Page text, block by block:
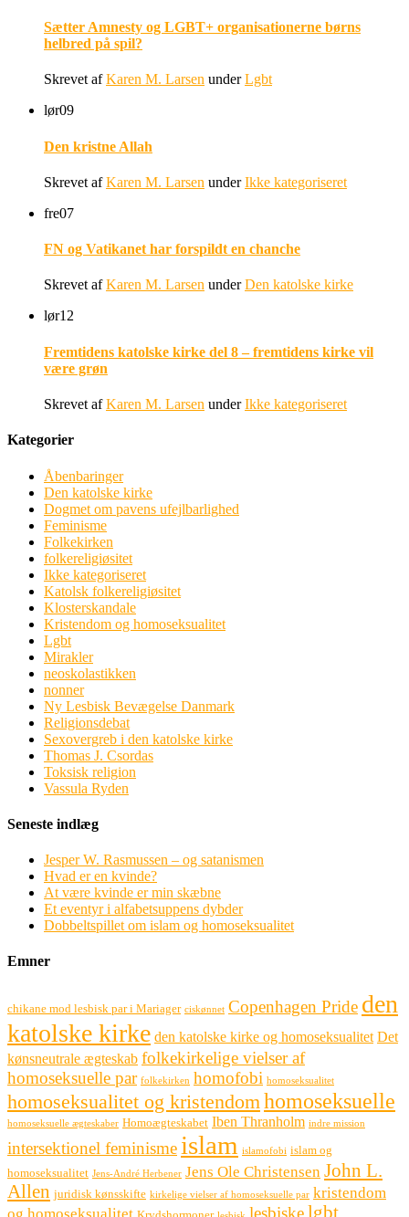
Sætter Amnesty og LGBT+ organisationerne børns
helbred på spil?
Skrevet afKaren M. Larsen underLgbt
lør09
Den kristne Allah
Skrevet afKaren M. Larsen underIkke kategoriseret
fre07
FN og Vatikanet har forspildt en chanche
Skrevet afKaren M. Larsen underDen katolske kirke
lør12
Fremtidens katolske kirke del 8 – fremtidens kirke vil
være grøn
Skrevet afKaren M. Larsen underIkke kategoriseret
Kategorier
Åbenbaringer
Den katolske kirke
Dogmet om pavens ufejlbarlighed
Feminisme
Folkekirken
folkereligiøsitet
Ikke kategoriseret
Katolsk folkereligiøsitet
Klosterskandale
Kristendom og homoseksualitet
Lgbt
Mirakler
neoskolastikken
nonner
Ny Lesbisk Bevægelse Danmark
Religionsdebat
Sexovergreb i den katolske kirke
Thomas J. Csordas
Toksisk religion
Vassula Ryden
Seneste indlæg
Jesper W. Rasmussen – og satanismen
Hvad er en kvinde?
At være kvinde er min skæbne
Et eventyr i alfabetsuppens dybder
Dobbeltspillet om islam og homoseksualitet
Emner
chikane mod lesbisk par i Mariager ciskønnet Copenhagen Pride den
katolske kirke den katolske kirke og homoseksualitet Det
kønsneutrale ægteskab folkekirkelige vielser af
homoseksuelle par folkekirken homofobi homoseksualitet
homoseksualitet og kristendom homoseksuelle
homoseksuelle ægteskaber Homoægteskabet Iben Thranholm indre mission
intersektionel feminisme islam islamofobi islam og
homoseksualitet Jens-André Herbener Jens Ole Christensen John L.
Allen juridisk kønsskifte kirkelige vielser af homoseksuelle par kristendom
og homoseksualitet
lesbiskelgbt